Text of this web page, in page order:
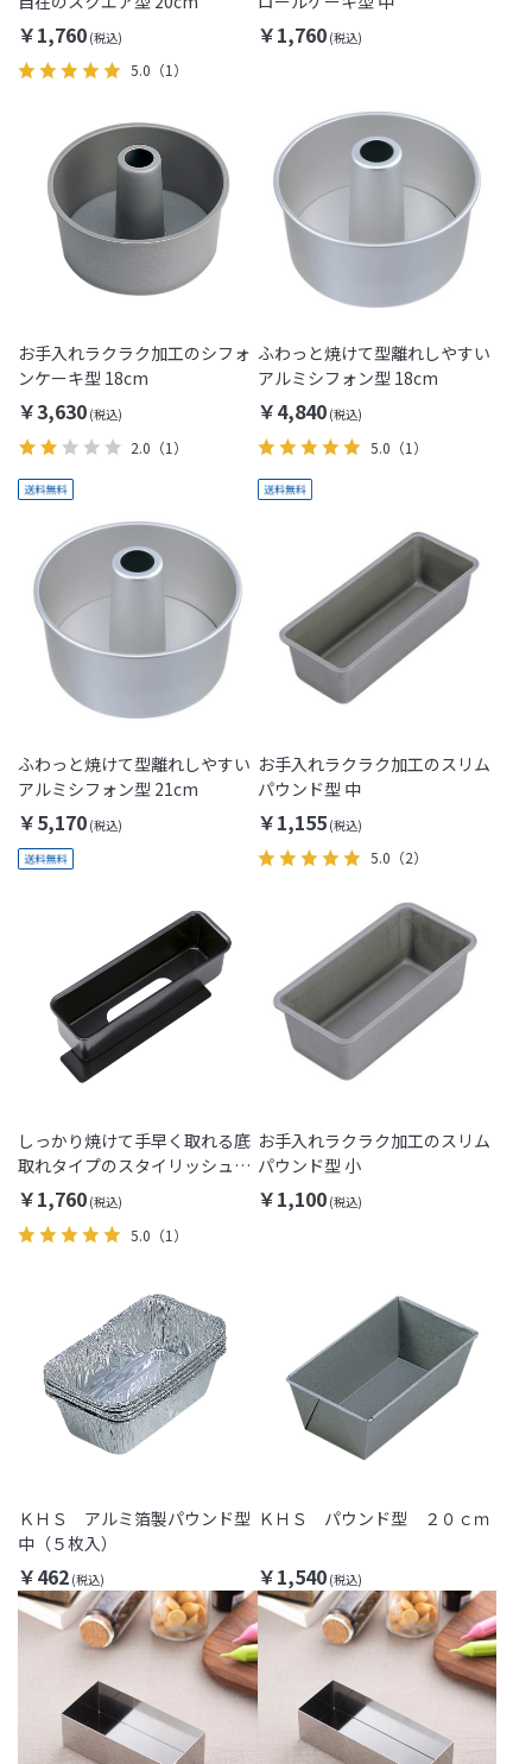
￥1,760
5.0 （1）
￥1,760
お手入れラクラク加工のシフォ
ンケーキ型 18cm
￥3,630
2.0 （1）
ふわっと焼けて型離れしやすい
アルミシフォン型 18cm
￥4,840
5.0 （1）
ふわっと焼けて型離れしやすい
アルミシフォン型 21cm
￥5,170
お手入れラクラク加工のスリム
パウンド型 中
￥1,155
5.0 （2）
しっかり焼けて手早く取れる底
取れタイプのスタイリッシュパ
ウンド型
￥1,760
5.0 （1）
お手入れラクラク加工のスリム
パウンド型 小
￥1,100
ＫＨＳ アルミ箔製パウンド型
中（５枚入）
￥462
ＫＨＳ パウンド型 ２０ｃｍ
￥1,540